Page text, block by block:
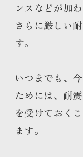
ンスなどが加わ
さらに厳しい
す。
いつまでも、
ためには、耐
を受けておく
ます。